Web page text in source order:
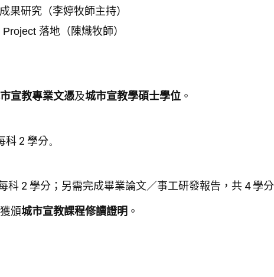
果研究（李婷牧師主持）
Project 落地（ 陳熾牧師）
宣教專業文憑及城市宣教學碩士學位 。
科 2 學分。
科 2 學分； 另需完成畢業論文／事工研發報告，共 4學
頒城市宣教課程修讀證明 。